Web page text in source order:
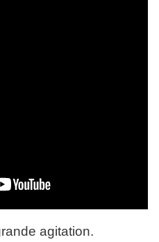
agitation.